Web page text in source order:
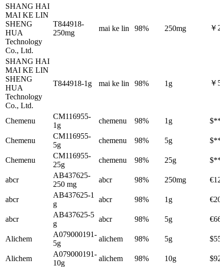
SHANG HAI
MAI KE LIN
SHENG
HUA
Technology
Co., Ltd.
T844918-
250mg
mai ke lin 98% 250mg ￥
SHANG HAI
MAI KE LIN
SHENG
HUA
Technology
Co., Ltd.
T844918-1g mai ke lin 98% 1g ￥
Chemenu
CM116955-
1g
chemenu 98% 1g
Chemenu
CM116955-
5g
chemenu 98% 5g
Chemenu
CM116955-
25g
chemenu 98% 25g
abcr
AB437625-
250 mg
abcr 98% 250mg
abcr
AB437625-1
g
abcr 98% 1g
abcr
AB437625-5
g
abcr 98% 5g
Alichem
A079000191-
5g
alichem 98% 5g
Alichem
A079000191-
10g
alichem 98% 10g